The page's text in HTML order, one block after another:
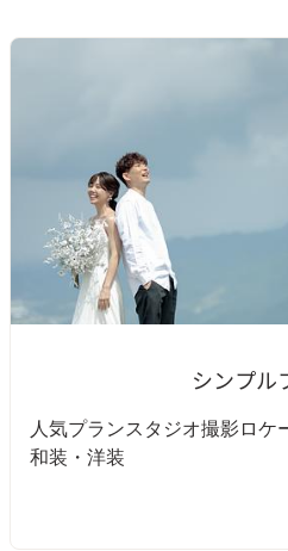
シンプル
人気プランスタジオ撮影ロケ
和装・洋装